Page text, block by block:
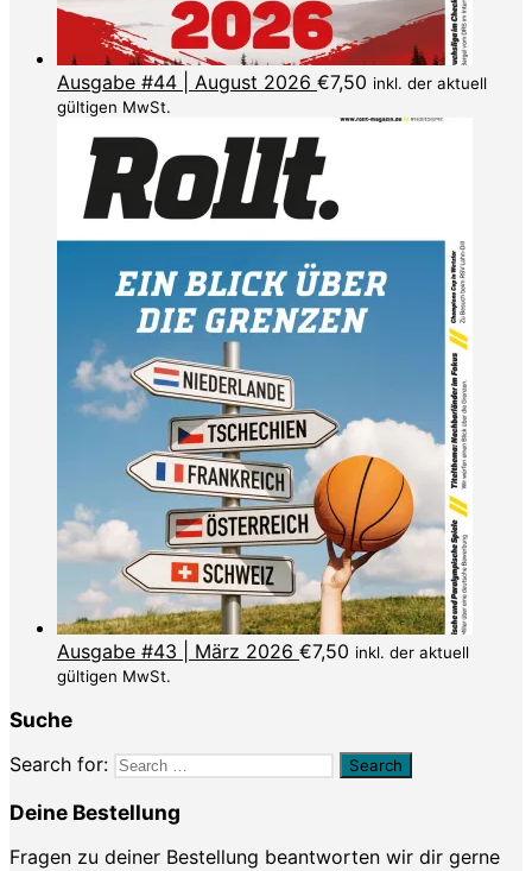
Ausgabe #44 | August 2026 €7,50 inkl. der aktuell
gültigen MwSt.
Ausgabe #43 | März 2026 €7,50 inkl. der aktuell
gültigen MwSt.
Suche
Search for:
Deine Bestellung
Fragen zu deiner Bestellung beantworten wir dir gerne